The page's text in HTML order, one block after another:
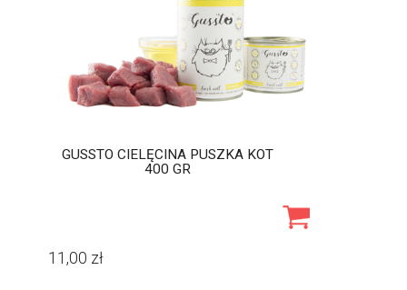
GUSSTO CIELĘCINA PUSZKA KOT
400 GR
11,00 zł